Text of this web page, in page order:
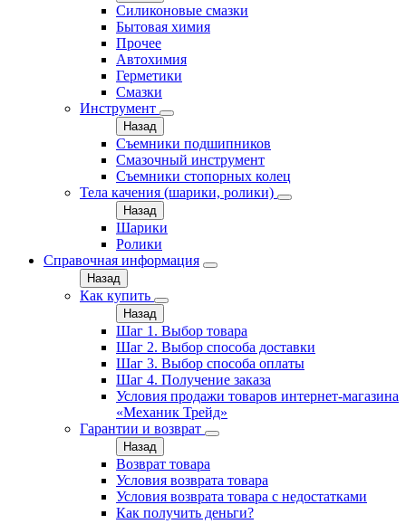
Силиконовые смазки
Бытовая химия
Прочее
Автохимия
Герметики
Смазки
Инструмент
Назад
Съемники подшипников
Смазочный инструмент
Съемники стопорных колец
Тела качения (шарики, ролики)
Назад
Шарики
Ролики
Справочная информация
Назад
Как купить
Назад
Шаг 1. Выбор товара
Шаг 2. Выбор способа доставки
Шаг 3. Выбор способа оплаты
Шаг 4. Получение заказа
Условия продажи товаров интернет-магазина
«Механик Трейд»
Гарантии и возврат
Назад
Возврат товара
Условия возврата товара
Условия возврата товара с недостатками
Как получить деньги?